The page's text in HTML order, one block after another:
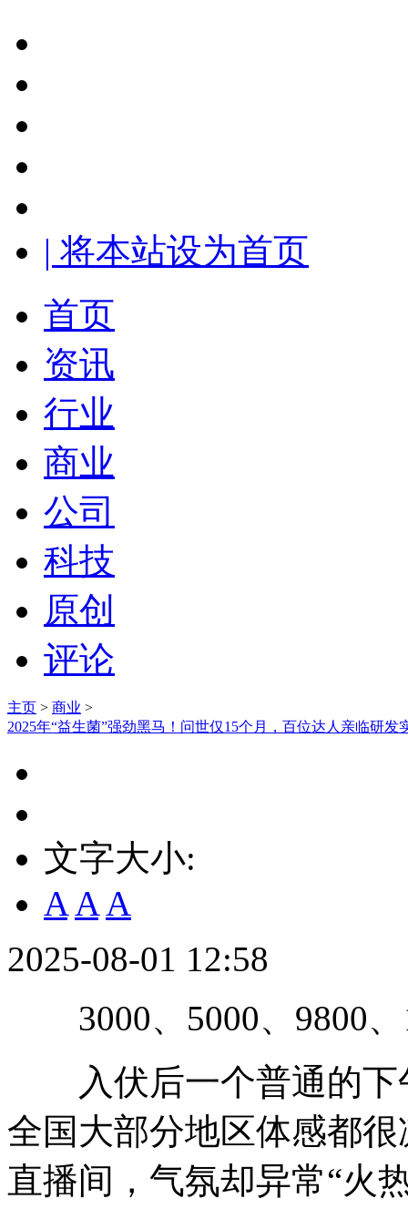
| 将本站设为首页
首页
资讯
行业
商业
公司
科技
原创
评论
主页 > 商业 >
2025年“益生菌”强劲黑马！问世仅15个月，百位达人亲临研发
文字大小:
A A A
2025-08-01 12:58
3000、5000、9800
入伏后一个普通的下
全国大部分地区体感都
直播间，气氛却异常“火